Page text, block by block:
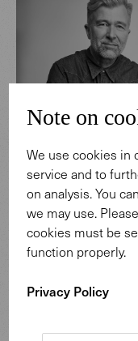
Die Londoner
gemeinsames
besten mit einem
Mehr Infos
Note on
We use cookies in
service and to
on analysis. You
we may use.
cookies must be
function properly.
Privacy Policy